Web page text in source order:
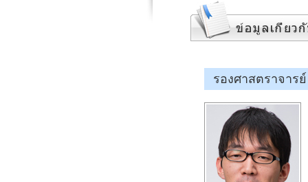
รองศาสตราจาร